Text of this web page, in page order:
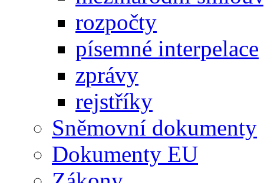
rozpočty
písemné interpelace
zprávy
rejstříky
Sněmovní dokumenty
Dokumenty EU